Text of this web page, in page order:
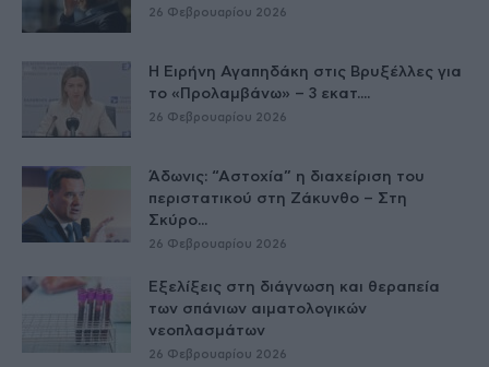
26 Φεβρουαρίου 2026
Η Ειρήνη Αγαπηδάκη στις Βρυξέλλες για
το «Προλαμβάνω» – 3 εκατ....
26 Φεβρουαρίου 2026
Άδωνις: “Αστοχία” η διαχείριση του
περιστατικού στη Ζάκυνθο – Στη
Σκύρο...
26 Φεβρουαρίου 2026
Εξελίξεις στη διάγνωση και θεραπεία
των σπάνιων αιματολογικών
νεοπλασμάτων
26 Φεβρουαρίου 2026